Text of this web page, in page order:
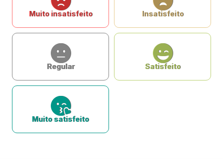
Muito insatisfeito Insatisfeito
Regular Satisfeito
Muito satisfeito